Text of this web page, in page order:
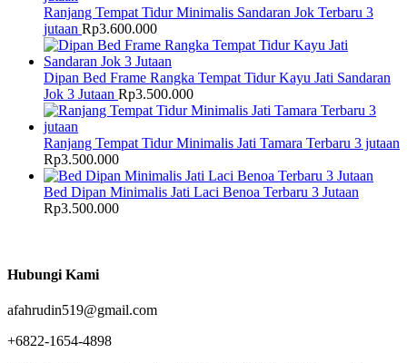
Ranjang Tempat Tidur Minimalis Sandaran Jok Terbaru 3
jutaan Rp3.600.000
Dipan Bed Frame Rangka Tempat Tidur Kayu Jati Sandaran
Jok 3 Jutaan Rp3.500.000
Ranjang Tempat Tidur Minimalis Jati Tamara Terbaru 3 jutaan
Rp3.500.000
Bed Dipan Minimalis Jati Laci Benoa Terbaru 3 Jutaan
Rp3.500.000
Hubungi Kami
afahrudin519@gmail.com
+6822-1654-4898